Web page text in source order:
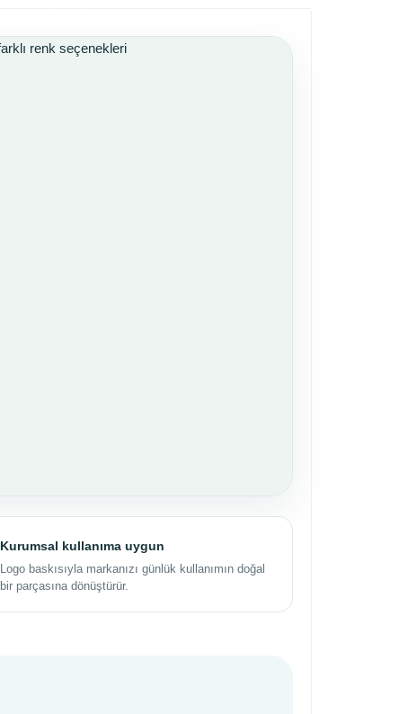
Kurumsal kullanıma uygun
Logo baskısıyla markanızı günlük kullanımın doğal
bir parçasına dönüştürür.